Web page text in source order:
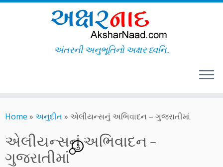
to
અંતરની અનુભૂતિનો અક્ષર ધ્વનિ..
Home » અનુદીત » એલીયન્સનું અભિવાદન – ગુજરાતીમાં
એલીયન્સનું અભિવાદન –
ગુજરાતીમાં
5